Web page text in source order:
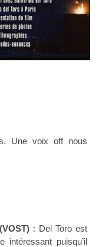
Une voix off nous
: Del Toro est
puisqu’il